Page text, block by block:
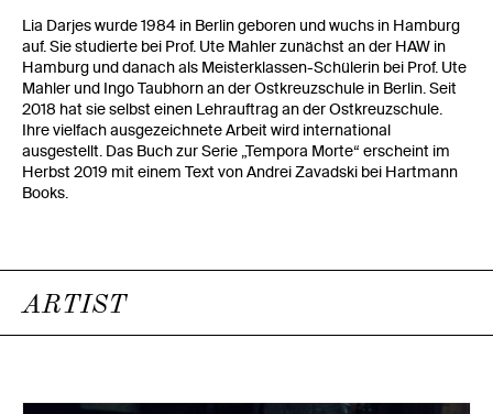
Lia Darjes wurde 1984 in Berlin geboren und wuchs in Hamburg
auf. Sie studierte bei Prof. Ute Mahler zunächst an der HAW in
Hamburg und danach als Meisterklassen-Schülerin bei Prof. Ute
Mahler und Ingo Taubhorn an der Ostkreuzschule in Berlin. Seit
2018 hat sie selbst einen Lehrauftrag an der Ostkreuzschule.
Ihre vielfach ausgezeichnete Arbeit wird international
ausgestellt. Das Buch zur Serie „Tempora Morte“ erscheint im
Herbst 2019 mit einem Text von Andrei Zavadski bei Hartmann
Books.
ARTIST